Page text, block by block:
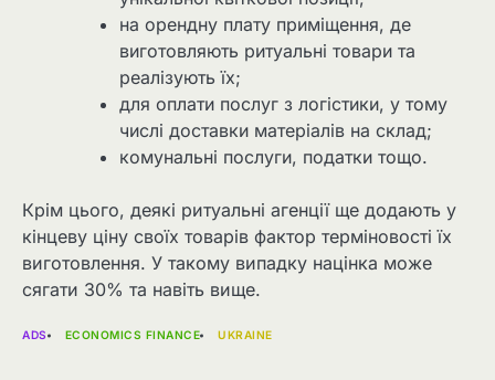
на орендну плату приміщення, де
виготовляють ритуальні товари та
реалізують їх;
для оплати послуг з логістики, у тому
числі доставки матеріалів на склад;
комунальні послуги, податки тощо.
Крім цього, деякі ритуальні агенції ще додають у
кінцеву ціну своїх товарів фактор терміновості їх
виготовлення. У такому випадку націнка може
сягати 30% та навіть вище.
ADS ECONOMICS FINANCE UKRAINE